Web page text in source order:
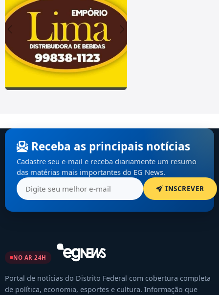
Receba as principais notícias
Cadastre seu e-mail e receba diariamente um resumo
das matérias mais importantes do EG News.
INSCREVER
NO AR 24H
Portal de notícias do Distrito Federal com cobertura completa
de política, economia, esportes e cultura. Informação que